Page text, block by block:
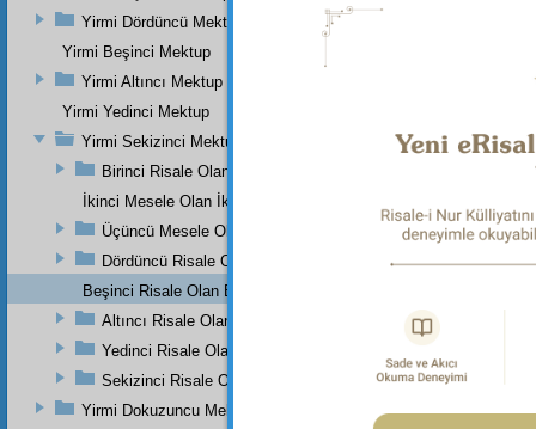
tane
Yirmi Dördüncü Mektup
Yirmi Beşinci Mektup
Yirmi Altıncı Mektup
Yirmi Yedinci Mektup
Yirmi Sekizinci Mektup
Birinci Risale Olan Birinci Mesele
İkinci Mesele Olan İkinci Risale
Üçüncü Mesele Olan Üçüncü Risale
Dördüncü Risale Olan Dördüncü Mesele
Beşinci Risale Olan Beşinci Mesele
Altıncı Risale Olan Altıncı Mesele
Yedinci Risale Olan Yedinci Mesele
Sekizinci Risale Olan Sekizinci Mesele
Yirmi Dokuzuncu Mektup